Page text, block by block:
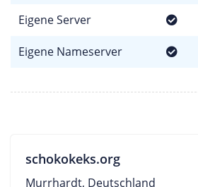
Eigene Server
Eigene Nameserver
schokokeks.org
Murrhardt, Deutschland